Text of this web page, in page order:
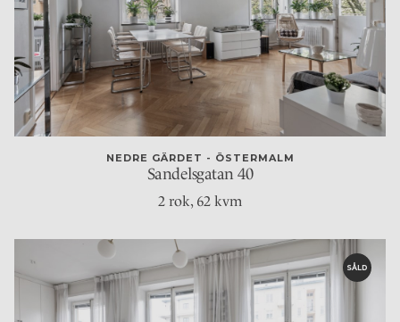
NEDRE GÄRDET - ÖSTERMALM
Sandelsgatan 40
2 rok, 62 kvm
SÅLD